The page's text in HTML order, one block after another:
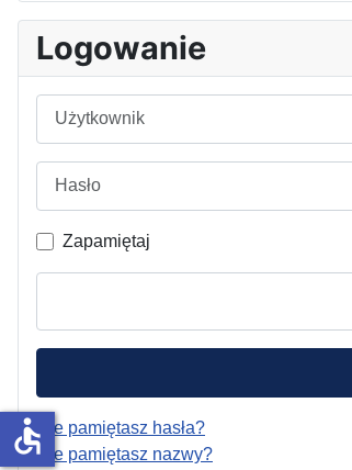
Logowanie
Zapamiętaj
Nie pamiętasz hasła?
Nie pamiętasz nazwy?
accessible